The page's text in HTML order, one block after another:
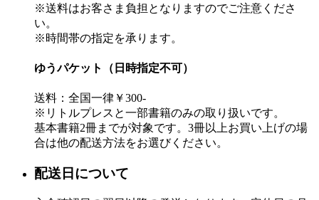
※送料はお客さま負担となりますのでご注意くださ
い。
※時間帯の指定を承ります。
ゆうパケット（日時指定不可）
送料：全国一律￥300-
※リトルプレスと一部書籍のみの取り扱いです。
基本書籍2冊までが対象です。3冊以上お買い上げの場
合は他の配送方法をお選びください。
配送日について